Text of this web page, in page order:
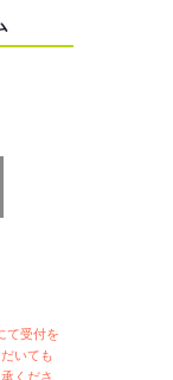
て受付を
いても
くださ